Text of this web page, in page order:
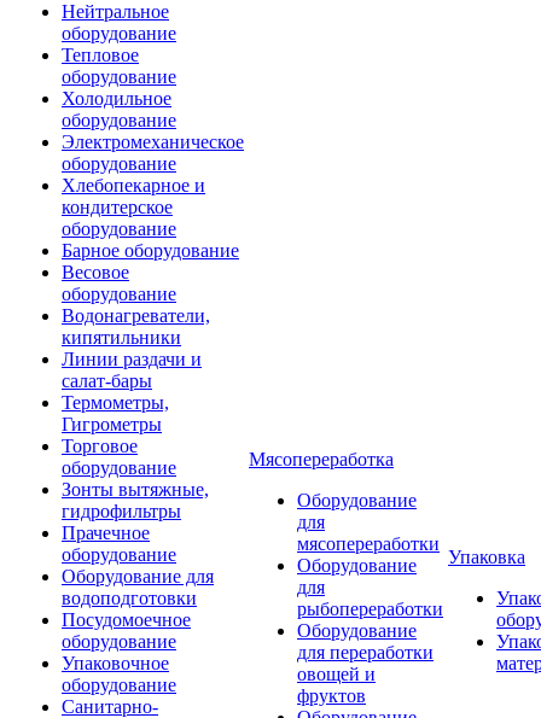
Нейтральное
оборудование
Тепловое
оборудование
Холодильное
оборудование
Электромеханическое
оборудование
Хлебопекарное и
кондитерское
оборудование
Барное оборудование
Весовое
оборудование
Водонагреватели,
кипятильники
Линии раздачи и
салат-бары
Термометры,
Гигрометры
Торговое
оборудование
Зонты вытяжные,
гидрофильтры
Прачечное
оборудование
Оборудование для
водоподготовки
Посудомоечное
оборудование
Упаковочное
оборудование
Санитарно-
Мясопереработка
Оборудование
для
мясопереработки
Оборудование
для
рыбопереработки
Оборудование
для переработки
овощей и
фруктов
Упаковка